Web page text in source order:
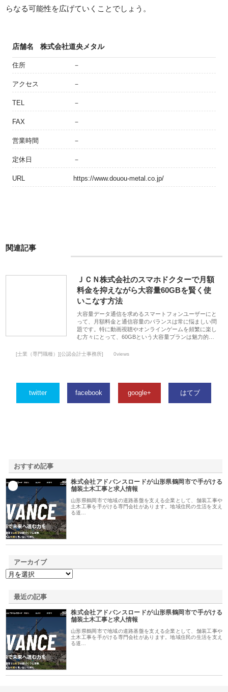
らなる可能性を広げていくことでしょう。
店舗名 株式会社道央メタル
住所 －
アクセス －
TEL －
FAX －
営業時間 －
定休日 －
URL https://www.douou-metal.co.jp/
関連記事
ＪＣＮ株式会社のスマホドクターで月額
料金を抑えながら大容量60GBを賢く使
いこなす方法
大容量データ通信を求めるスマートフォンユーザーにと
って、月額料金と通信容量のバランスは常に悩ましい問
題です。特に動画視聴やオンラインゲームを頻繁に楽し
む方々にとって、60GBという大容量プランは魅力的…
[士業（専門職種）][公認会計士事務所] 0views
twitter facebook google+ はてブ
おすすめ記事
株式会社アドバンスロードが山形県鶴岡市で手がける
舗装土木工事と求人情報
山形県鶴岡市で地域の道路基盤を支える企業として、舗装工事や
土木工事を手がける専門会社があります。地域住民の生活を支え
る道…
アーカイブ
最近の記事
株式会社アドバンスロードが山形県鶴岡市で手がける
舗装土木工事と求人情報
山形県鶴岡市で地域の道路基盤を支える企業として、舗装工事や
土木工事を手がける専門会社があります。地域住民の生活を支え
る道…